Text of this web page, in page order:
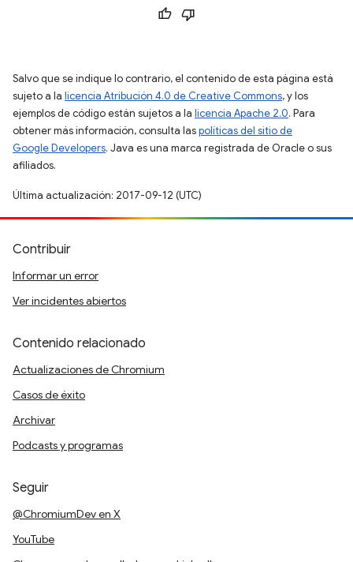
Salvo que se indique lo contrario, el contenido de esta página está
sujeto a la licencia Atribución 4.0 de Creative Commons, y los
ejemplos de código están sujetos a la licencia Apache 2.0. Para
obtener más información, consulta laspolíticas del sitio de
Google Developers. Java es una marca registrada de Oracle o sus
afiliados.
Última actualización: 2017-09-12 (UTC)
Contribuir
Informar un error
Ver incidentes abiertos
Contenido relacionado
Actualizaciones de Chromium
Casos de éxito
Archivar
Podcasts y programas
Seguir
@ChromiumDev en X
YouTube